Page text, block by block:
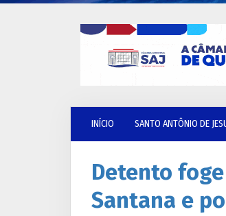
INÍCIO SANTO ANTÔNIO DE
Detento
Santana e